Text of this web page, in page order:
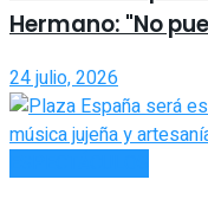
Hermano: "No
24 julio, 2026